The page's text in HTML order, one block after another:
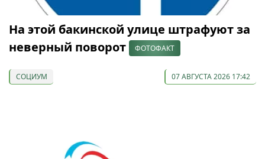
На этой бакинской улице штрафуют за
неверный поворот
ФОТОФАКТ
СОЦИУМ 07 АВГУСТА 2026 17:42